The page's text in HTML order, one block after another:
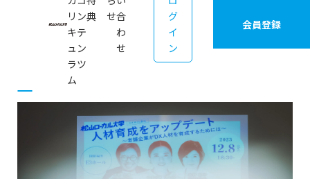
リ
キ
ュ
ラ
ム
ン
テ
ン
ツ
典
せ合
わ
せ
グ
イ
ン
会員登録